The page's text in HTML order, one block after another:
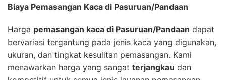
Biaya Pemasangan Kaca di Pasuruan/Pandaan
Harga pemasangan kaca di Pasuruan/Pandaan dapat
bervariasi tergantung pada jenis kaca yang digunakan,
ukuran, dan tingkat kesulitan pemasangan. Kami
menawarkan harga yang sangat terjangkau dan